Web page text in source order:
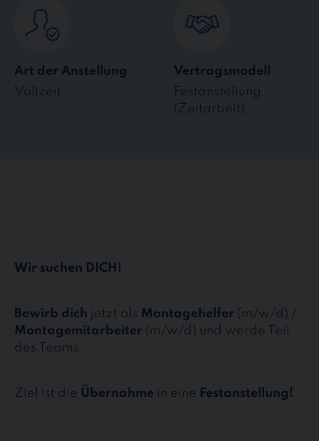
Art der Anstellung
Vollzeit
Vertragsmodell
Festanstellung
(Zeitarbeit)
Wir suchen DICH!
Bewirb dich jetzt als Montagehelfer (m/w/d) /
Montagemitarbeiter (m/w/d) und werde Teil
des Teams.
Ziel ist die Übernahme in eine Festanstellung!